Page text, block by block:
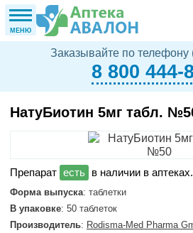
МЕНЮ
Заказывайте по
8 800 444-
НатуБиотин 5мг табл.
в наличии в аптеках.
Форма выпуска: таблетки
В упаковке: 50 таблеток
Производитель: Rodisma-Med Pharma